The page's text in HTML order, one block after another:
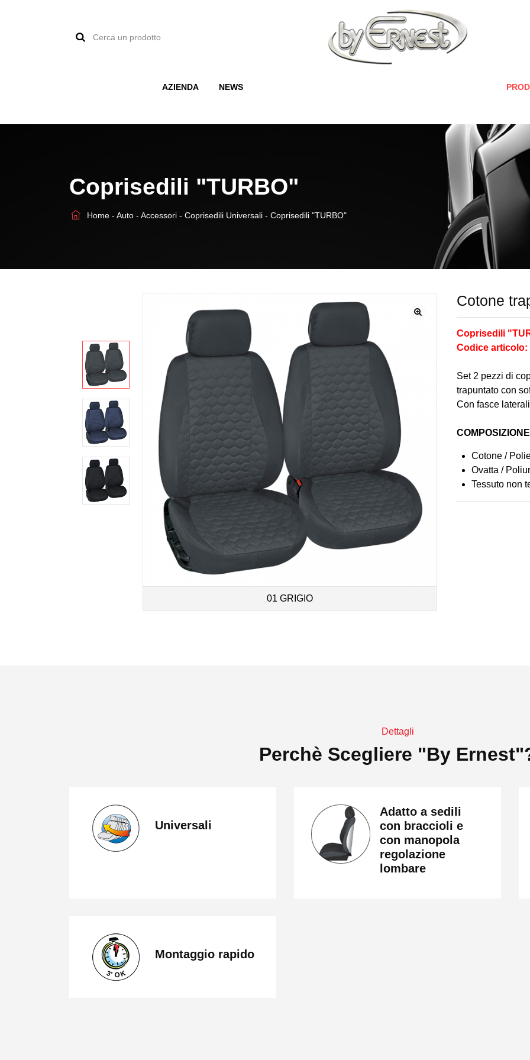
Cerca
AZIENDA NEWS
Coprisedili "TURBO"
Home-Auto-Accessori-Coprisedili Universali-Coprisedili "TURBO"
01 GRIGIO
Cotone
Coprisedili
Codice articolo:
Set 2 pezzi di
trapuntato con
Con fasce
Cotone /
Ovatta /
Tessuto non
Dettagli
Perchè Scegliere "by
Universali
Adatto a sedili
con braccioli e
con manopola
regolazione
lombare
Montaggio rapido